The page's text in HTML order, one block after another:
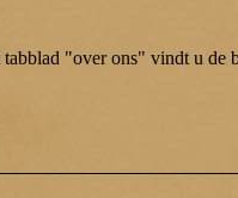
"over ons" vindt u de